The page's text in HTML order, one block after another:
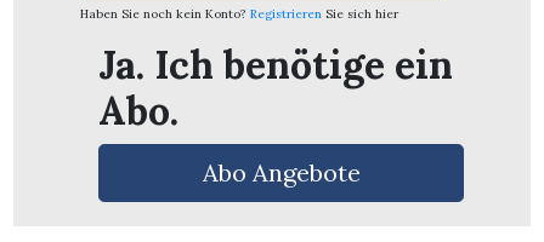
Haben Sie noch kein Konto? Registrieren Sie sich hier
Ja. Ich benötige ein
Abo.
Abo Angebote